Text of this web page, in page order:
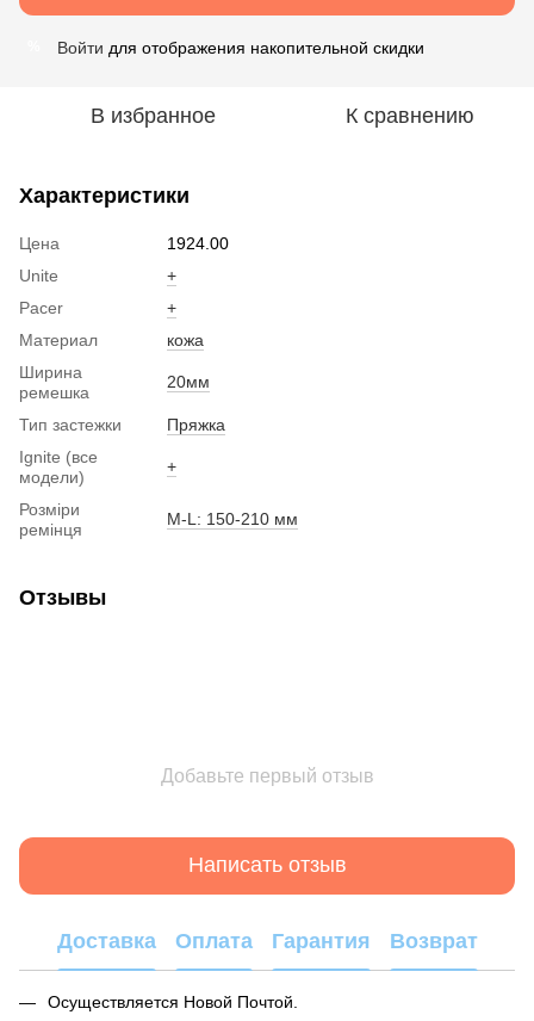
Войти для отображения накопительной скидки
В избранное К сравнению
Характеристики
Цена
1924.00
Unite
+
Pacer
+
Материал
кожа
Ширина
ремешка
20мм
Тип застежки
Пряжка
Ignite (все
модели)
+
Розміри
ремінця
M-L: 150-210 мм
Отзывы
Добавьте первый отзыв
Написать отзыв
Доставка Оплата Гарантия Возврат
Осуществляется Новой Почтой.